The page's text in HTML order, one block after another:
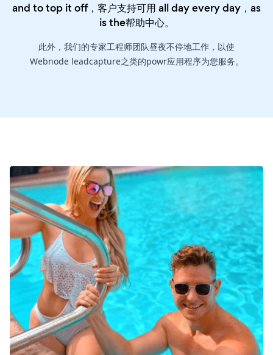
and to top it off，客户支持可用 all day every day，as
is the帮助中心。
此外，我们的专家工程师团队昼夜不停地工作，以使
Webnode leadcapture之类的powr应用程序为您服务。